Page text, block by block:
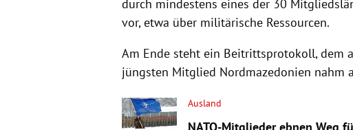
durch mindestens eines der 30
vor, etwa über militärische Ressourcen.
Am Ende steht ein Beitrittsprotokoll, dem
jüngsten Mitglied Nordmazedonien nahm
Ausland
NATO-Mitglieder ebnen Weg